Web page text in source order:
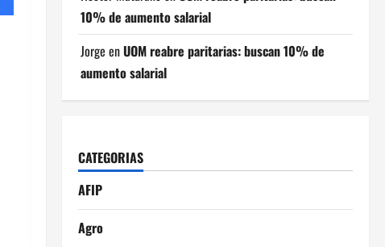
10% de aumento salarial
Jorge enUOM reabre paritarias: buscan 10% de
aumento salarial
CATEGORIAS
AFIP
Agro